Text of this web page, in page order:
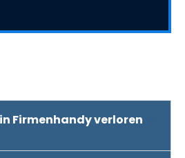
Firmenhandy verloren